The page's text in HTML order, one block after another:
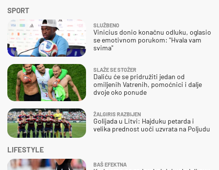
SPORT
SLUŽBENO
Vinicius donio konačnu odluku, oglasio
se emotivnom porukom: "Hvala vam
svima"
SLAŽE SE STOŽER
Daliću će se pridružiti jedan od
omiljenih Vatrenih, pomoćnici i dalje
dvoje oko ponude
ŽALGIRIS RAZBIJEN
Golijada u Litvi: Hajduku petarda i
velika prednost uoči uzvrata na Poljudu
LIFESTYLE
BAŠ EFEKTNA